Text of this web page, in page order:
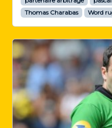
Thomas Charabas
Word